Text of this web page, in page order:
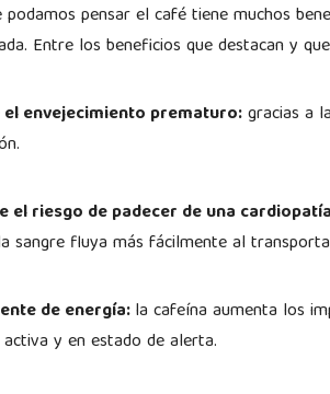
pensar el café tiene muchos
Entre los beneficios que destacan y
envejecimiento prematuro:gracias a
el riesgo de padecer de una
sangre fluya más fácilmente al
de energía:la cafeína aumenta los
y en estado de alerta.